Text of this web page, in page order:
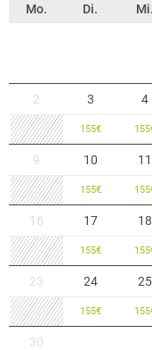
Mo. Di. Mi.
2 3
155€
4
155
9 10
155€
11
155
16 17
155€
18
155
23 24
155€
25
155
30